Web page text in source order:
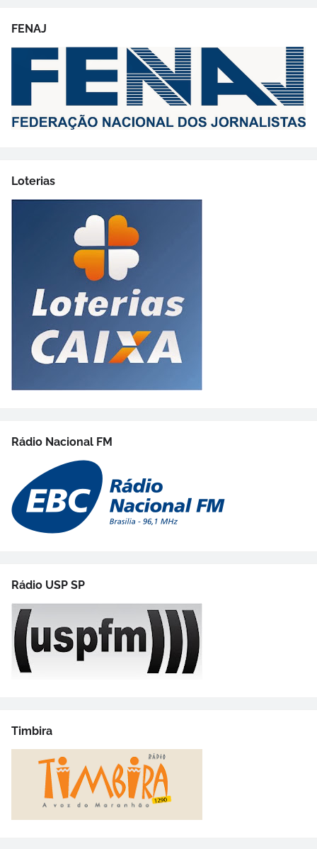
FENAJ
Loterias
Rádio Nacional FM
Rádio USP SP
Timbira